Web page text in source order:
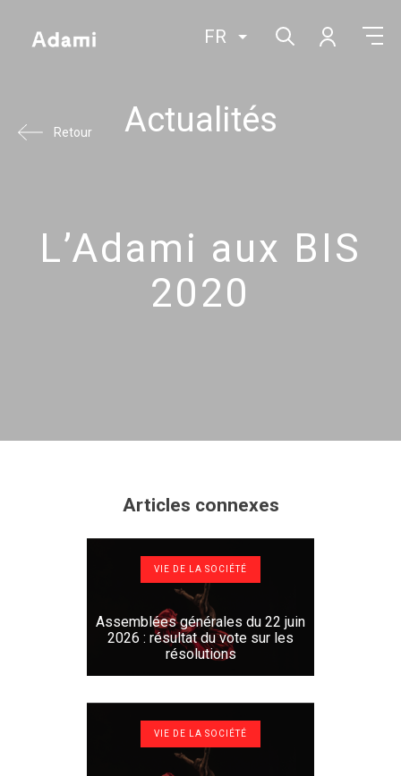
FR
Retour Actualités
L’Adami aux BIS
2020
Articles connexes
VIE DE LA SOCIÉTÉ
Assemblées générales du 22 juin
2026 : résultat du vote sur les
résolutions
VIE DE LA SOCIÉTÉ